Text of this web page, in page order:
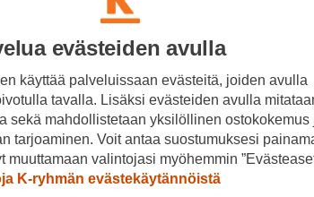
PAINO: 11.80
RUNKO:
BSA
Ready,
Harmaa
Valitse
S
evästeiden avulla
käyttää palveluissaan evästeitä, joiden avulla
tavalla. Lisäksi evästeiden avulla
sekä mahdollistetaan yksilöllinen ostokokemus
tarjoaminen. Voit antaa suostumuksesi
muuttamaan valintojasi myöhemmin
K-ryhmän evästekäytännöistä